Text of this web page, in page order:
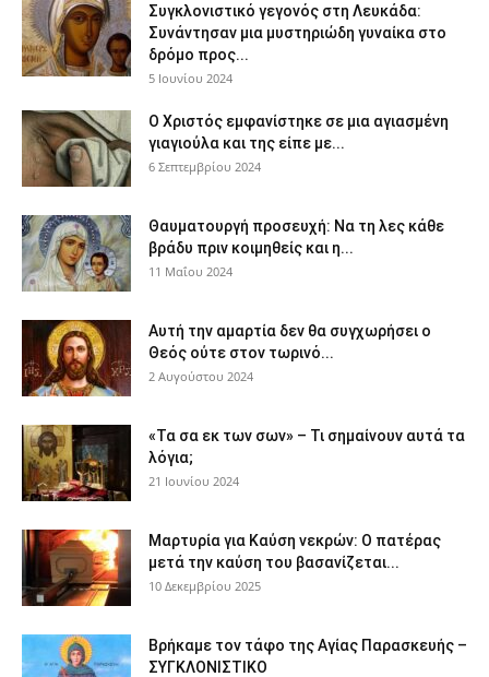
Συγκλονιστικό γεγονός στη Λευκάδα:
Συνάντησαν μια μυστηριώδη γυναίκα στο
δρόμο προς...
5 Ιουνίου 2024
Ο Χριστός εμφανίστηκε σε μια αγιασμένη
γιαγιούλα και της είπε με...
6 Σεπτεμβρίου 2024
Θαυματουργή προσευχή: Να τη λες κάθε
βράδυ πριν κοιμηθείς και η...
11 Μαΐου 2024
Αυτή την αμαρτία δεν θα συγχωρήσει ο
Θεός ούτε στον τωρινό...
2 Αυγούστου 2024
«Τα σα εκ των σων» – Τι σημαίνουν αυτά τα
λόγια;
21 Ιουνίου 2024
Μαρτυρία για Καύση νεκρών: Ο πατέρας
μετά την καύση του βασανίζεται...
10 Δεκεμβρίου 2025
Βρήκαμε τον τάφο της Αγίας Παρασκευής –
ΣΥΓΚΛΟΝΙΣΤΙΚΟ